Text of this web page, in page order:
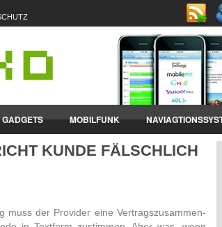
GADGETS MOBILFUNK
& TARIFE
KUNDE FÄLSCHLICH
muss der Provider eine Vertrags­zusam­men­